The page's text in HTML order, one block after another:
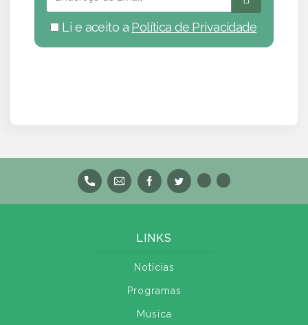
Li e aceito a Política de Privacidade
LINKS
Notícias
Programas
Música